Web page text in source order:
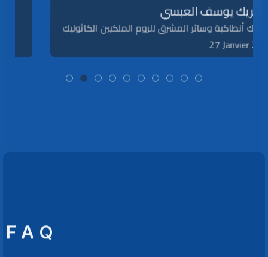
البطريك يوسف العبسي
بطريرك أنطاكية وسائر المشرق للروم الملكيين الكاثوليك
27 Janvier 2025
F A Q